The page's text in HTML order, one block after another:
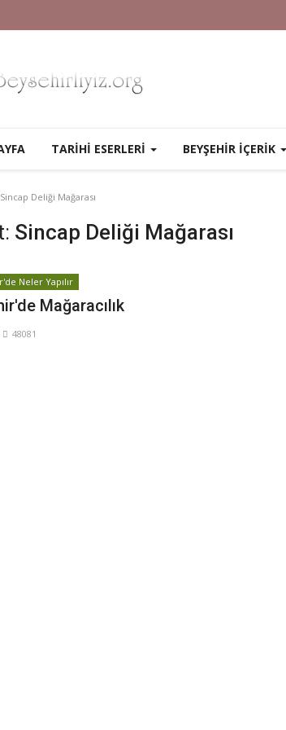
TARİHİ ESERLERİ BEYŞEHİR İÇERİK
Sincap Deliği Mağarası
Sincap Deliği Mağarası
Neler Yapılır
Mağaracılık
48081